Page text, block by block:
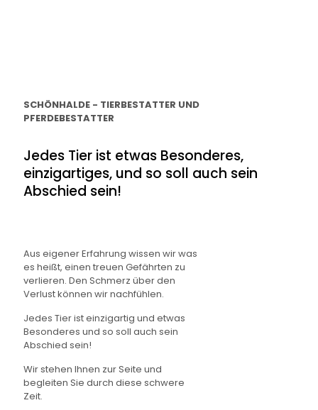
SCHÖNHALDE - TIERBESTATTER UND
PFERDEBESTATTER
Jedes Tier ist etwas Besonderes,
einzigartiges, und so soll auch sein
Abschied sein!
Aus eigener Erfahrung wissen wir was
es heißt, einen treuen Gefährten zu
verlieren. Den Schmerz über den
Verlust können wir nachfühlen.
Jedes Tier ist einzigartig und etwas
Besonderes und so soll auch sein
Abschied sein!
Wir stehen Ihnen zur Seite und
begleiten Sie durch diese schwere
Zeit.